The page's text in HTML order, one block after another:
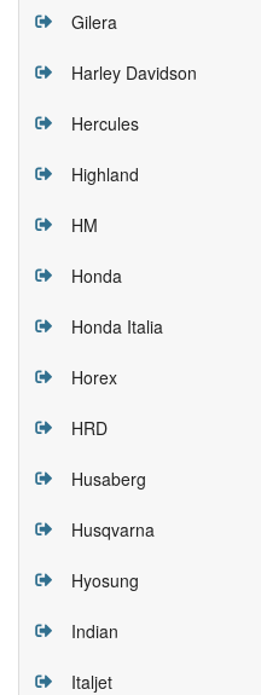
Gilera
Harley Davidson
Hercules
Highland
HM
Honda
Honda Italia
Horex
HRD
Husaberg
Husqvarna
Hyosung
Indian
Italjet